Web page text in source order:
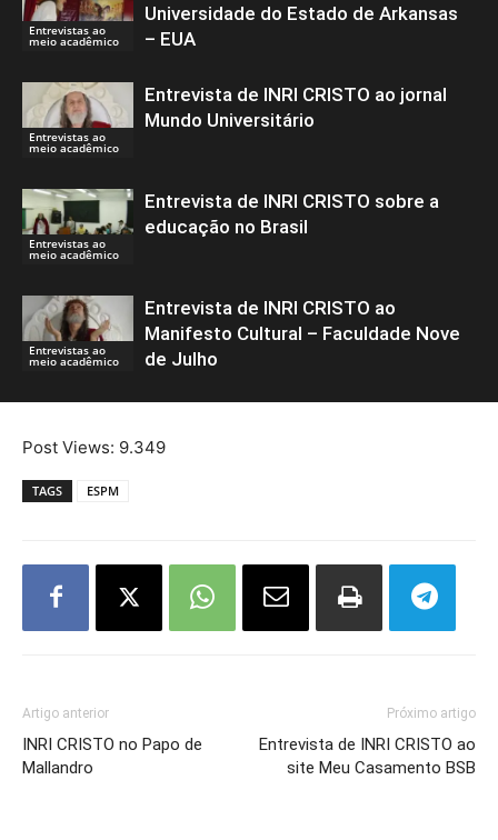
Entrevistas ao
meio acadêmico
Universidade do Estado de Arkansas
– EUA
Entrevistas ao
meio acadêmico
Entrevista de INRI CRISTO ao jornal
Mundo Universitário
Entrevistas ao
meio acadêmico
Entrevista de INRI CRISTO sobre a
educação no Brasil
Entrevistas ao
meio acadêmico
Entrevista de INRI CRISTO ao
Manifesto Cultural – Faculdade Nove
de Julho
Post Views: 9.349
TAGS ESPM
Artigo anterior
INRI CRISTO no Papo de
Mallandro
Próximo artigo
Entrevista de INRI CRISTO ao
site Meu Casamento BSB